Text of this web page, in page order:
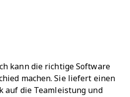
kann die richtige Software
machen. Sie liefert einen
auf die Teamleistung und